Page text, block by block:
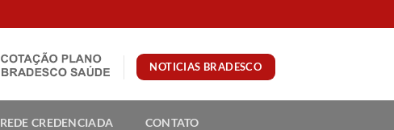
NOTICIAS BRADESCO
REDE CREDENCIADA CONTATO